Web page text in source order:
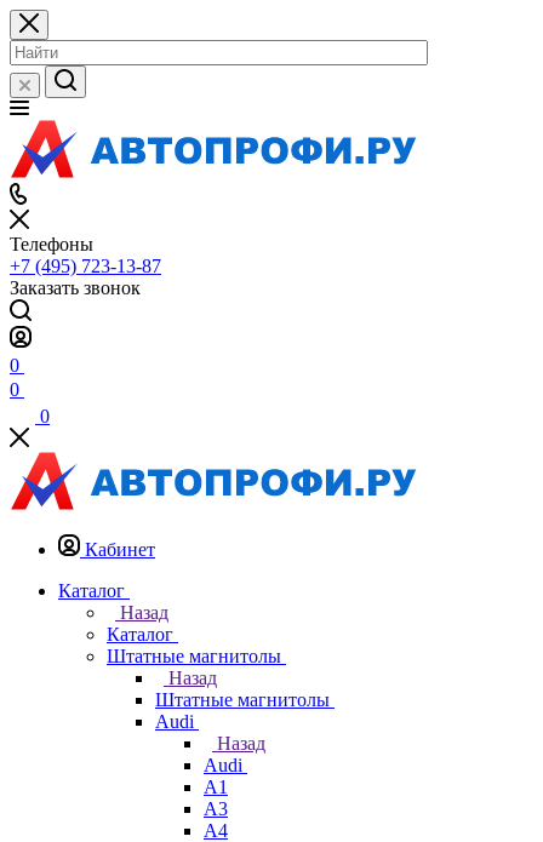
Телефоны
+7 (495) 723-13-87
Заказать звонок
0
0
0
Кабинет
Каталог
Назад
Каталог
Штатные магнитолы
Назад
Штатные магнитолы
Audi
Назад
Audi
A1
A3
A4